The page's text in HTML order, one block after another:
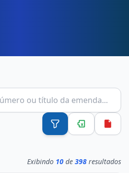
Exibindo 10 de 398 resultados